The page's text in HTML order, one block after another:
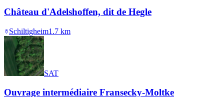
Château d'Adelshoffen, dit de Hegle
Schiltigheim1.7 km
SAT
Ouvrage intermédiaire Fransecky-Moltke